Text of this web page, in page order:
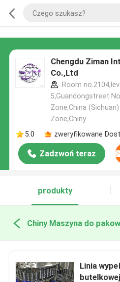
Chengdu Ziman
Co.,Ltd
Room
5,Guandongstreet
Zone,China
Zone,Chiny
5.0
zweryfikowane
Zadzwoń teraz
produkty
Chiny Maszyna do
Linia